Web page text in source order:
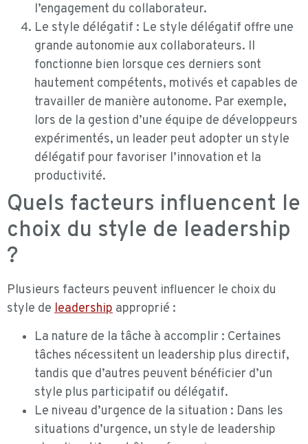
l’engagement du collaborateur.
Le style délégatif : Le style délégatif offre une
grande autonomie aux collaborateurs. Il
fonctionne bien lorsque ces derniers sont
hautement compétents, motivés et capables de
travailler de manière autonome. Par exemple,
lors de la gestion d’une équipe de développeurs
expérimentés, un leader peut adopter un style
délégatif pour favoriser l’innovation et la
productivité.
Quels facteurs influencent le
choix du style de leadership
?
Plusieurs facteurs peuvent influencer le choix du
style de leadership approprié :
La nature de la tâche à accomplir : Certaines
tâches nécessitent un leadership plus directif,
tandis que d’autres peuvent bénéficier d’un
style plus participatif ou délégatif.
Le niveau d’urgence de la situation : Dans les
situations d’urgence, un style de leadership